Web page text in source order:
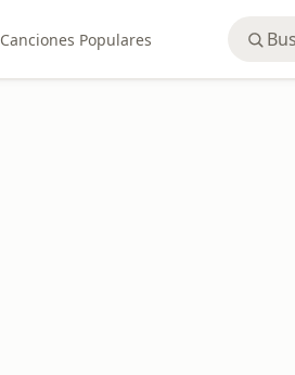
Canciones Populares